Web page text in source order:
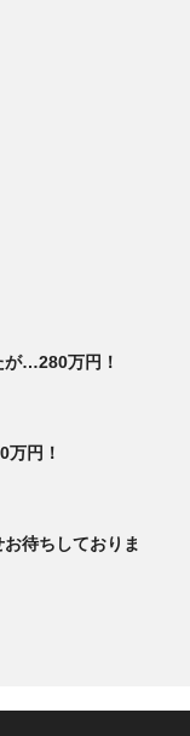
が…280万円！
万円！
待ちしておりま